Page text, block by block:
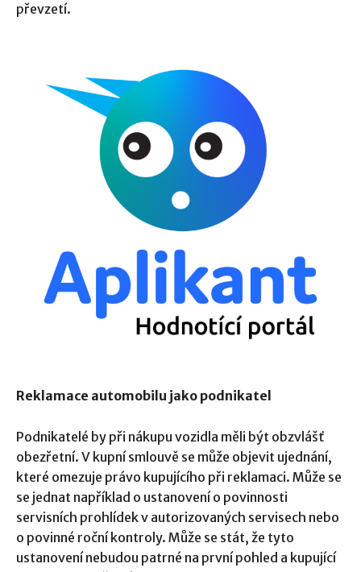
převzetí.
Reklamace automobilu jako podnikatel
Podnikatelé by při nákupu vozidla měli být obzvlášť
obezřetní. V kupní smlouvě se může objevit ujednání,
které omezuje právo kupujícího při reklamaci. Může se
se jednat například o ustanovení o povinnosti
servisních prohlídek v autorizovaných servisech nebo
o povinné roční kontroly. Může se stát, že tyto
ustanovení nebudou patrné na první pohled a kupující